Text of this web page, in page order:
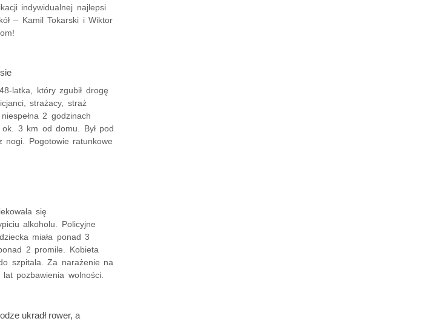
indywidualnej najlepsi
– Kamil Tokarski i Wiktor
latka, który zgubił drogę
strażacy, straż
2 godzinach
ok. 3 km od domu. Był pod
nogi. Pogotowie ratunkowe
się
alkoholu. Policyjne
miała ponad 3
2 promile. Kobieta
szpitala. Za narażenie na
pozbawienia wolności.
ukradł rower, a